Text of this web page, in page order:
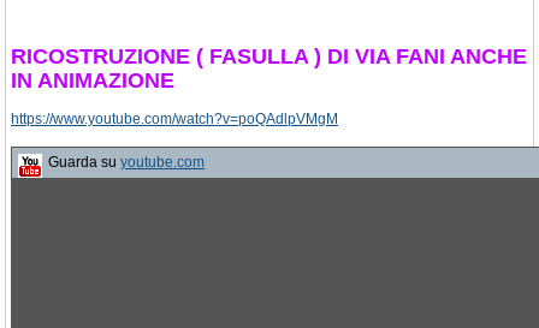
RICOSTRUZIONE ( FASULLA ) DI VIA FANI ANCHE
IN ANIMAZIONE
https://www.youtube.com/watch?v=poQAdlpVMgM
Guarda su youtube.com